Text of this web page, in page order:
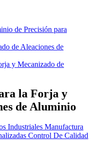
de Precisión para
de Aleaciones de
y Mecanizado de
la Forja y
de Aluminio
Industriales Manufactura
Control De Calidad